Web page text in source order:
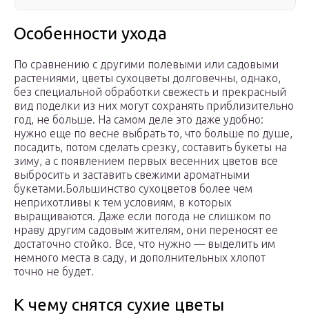
Особенности ухода
По сравнению с другими полевыми или садовыми
растениями, цветы сухоцветы долговечны, однако,
без специальной обработки свежесть и прекрасный
вид поделки из них могут сохранять приблизительно
год, не больше. На самом деле это даже удобно:
нужно еще по весне выбрать то, что больше по душе,
посадить, потом сделать срезку, составить букеты на
зиму, а с появлением первых весенних цветов все
выбросить и заставить свежими ароматными
букетами.Большинство сухоцветов более чем
неприхотливы к тем условиям, в которых
выращиваются. Даже если погода не слишком по
нраву другим садовым жителям, они переносят ее
достаточно стойко. Все, что нужно — выделить им
немного места в саду, и дополнительных хлопот
точно не будет.
К чему снятся сухие цветы